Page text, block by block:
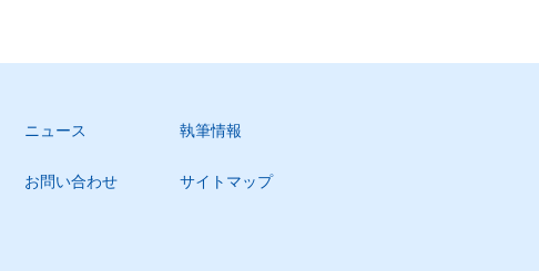
ニュース 執筆情報
お問い合わせ サイトマップ